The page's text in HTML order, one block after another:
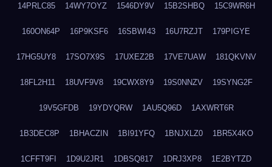
14PRLC85 14WY7OYZ 1546DY9V 15B2SHBQ 15C9WR6H
160ON64P 16P9KSF6 16SBWI43 16U7RZJT 179PIGYE
17HG5UY8 17SO7X9S 17UXEZ2B 17VE7UAW 181QKVNV
18FL2H11 18UVF9V8 19CWX8Y9 19S0NNZV 19SYNG2F
19V5GFDB 19YDYQRW 1AU5Q96D 1AXWRT6R
1B3DEC8P 1BHACZIN 1BI91YFQ 1BNJXLZ0 1BR5X4KO
1CFFT9FI 1D9U2JR1 1DBSQ817 1DRJ3XP8 1E2BYTZD